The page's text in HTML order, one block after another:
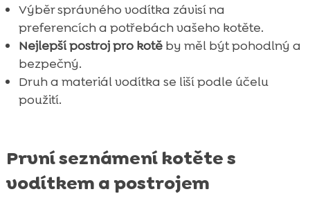
Výběr správného vodítka závisí na
preferencích a potřebách vašeho kotěte.
Nejlepší postroj pro kotěby měl být pohodlný a
bezpečný.
Druh a materiál vodítka se liší podle účelu
použití.
První seznámení kotěte s
vodítkem a postrojem